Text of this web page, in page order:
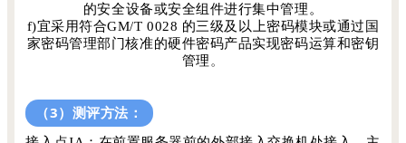
的安全设备或安全组件进行集中管理。
f)宜采用符合GM/T 0028 的三级及以上密码模块或通过国
家密码管理部门核准的硬件密码产品实现密码运算和密钥
管理 。
（3）测评方法：